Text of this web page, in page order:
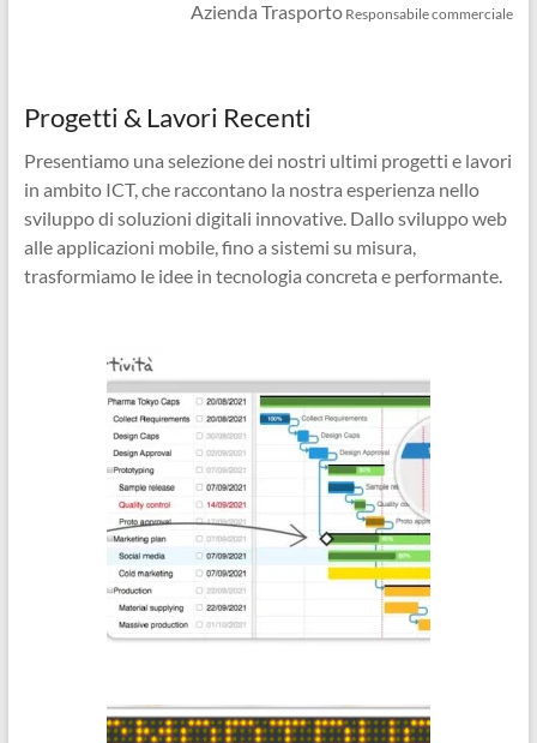
Azienda Trasporto Responsabile commerciale
Progetti & Lavori Recenti
Presentiamo una selezione dei nostri ultimi progetti e lavori
in ambito ICT, che raccontano la nostra esperienza nello
sviluppo di soluzioni digitali innovative. Dallo sviluppo web
alle applicazioni mobile, fino a sistemi su misura,
trasformiamo le idee in tecnologia concreta e performante.